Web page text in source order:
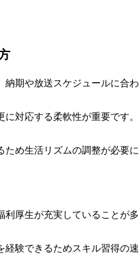
期や放送スケジュールに合
対応する柔軟性が重要です。
め生活リズムの調整が必要に
厚生が充実していることが多
験できるためスキル習得の